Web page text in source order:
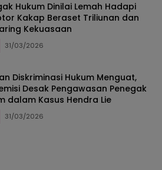
Hukum Dinilai Lemah Hadapi
Kakap Beraset Triliunan dan
Kekuasaan
31/03/2026
Diskriminasi Hukum Menguat,
Desak Pengawasan Penegak
dalam Kasus Hendra Lie
31/03/2026